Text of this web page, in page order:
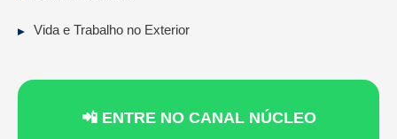
Vida e Trabalho no Exterior
📲 ENTRE NO CANAL NÚCLEO